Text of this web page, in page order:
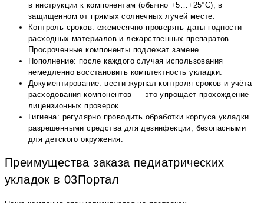
в инструкции к компонентам (обычно +5…+25°С), в
защищенном от прямых солнечных лучей месте.
Контроль сроков: ежемесячно проверять даты годности
расходных материалов и лекарственных препаратов.
Просроченные компоненты подлежат замене.
Пополнение: после каждого случая использования
немедленно восстановить комплектность укладки.
Документирование: вести журнал контроля сроков и учёта
расходования компонентов — это упрощает прохождение
лицензионных проверок.
Гигиена: регулярно проводить обработки корпуса укладки
разрешенными средства для дезинфекции, безопасными
для детского окружения.
Преимущества заказа педиатрических
укладок в 03Портал